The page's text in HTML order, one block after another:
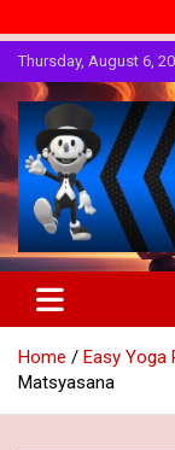
Skip
to
content
Thursday, August 6,
The Art of
Home Easy Yoga
Matsyasana